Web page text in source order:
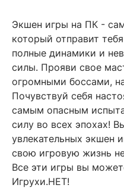
Экшен игры на ПК -
который отправит
полные динамики и
силы. Прояви свое
огромными боссами,
Почувствуй себя
самым опасным
силу во всех эпохах!
увлекательных экшен
свою игровую жизнь
Все эти игры вы
Игрухи.НЕТ!